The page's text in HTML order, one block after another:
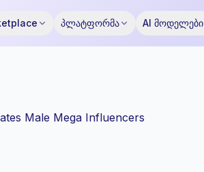
პლატფორმა AI მოდელები